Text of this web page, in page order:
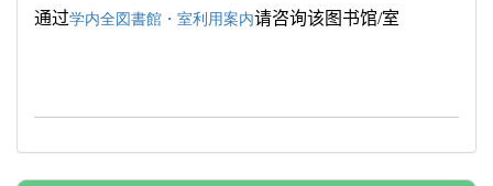
通过学内全図書館・室利用案内请咨询该图书馆/室